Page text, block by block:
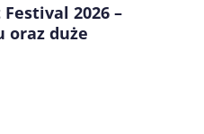
2026 –
oraz duże